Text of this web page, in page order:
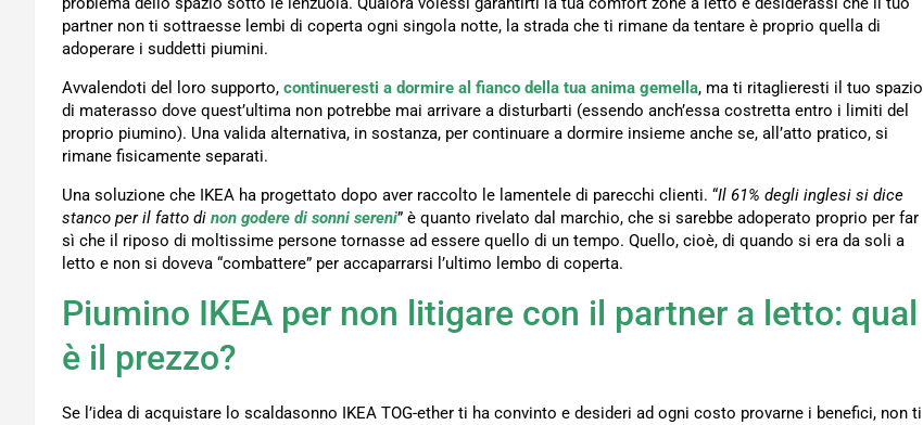
partner non ti sottraesse lembi di coperta ogni singola notte, la strada che ti rimane da tentare è proprio quella di
adoperare i suddetti piumini.
Avvalendoti del loro supporto, continueresti a dormire al fianco della tua anima gemella, ma ti ritaglieresti il tuo spazio
di materasso dove quest’ultima non potrebbe mai arrivare a disturbarti (essendo anch’essa costretta entro i limiti del
proprio piumino). Una valida alternativa, in sostanza, per continuare a dormire insieme anche se, all’atto pratico, si
rimane fisicamente separati.
Una soluzione che IKEA ha progettato dopo aver raccolto le lamentele di parecchi clienti. “Il 61% degli inglesi si dice
stanco per il fatto di non godere di sonni sereni” è quanto rivelato dal marchio, che si sarebbe adoperato proprio per far
sì che il riposo di moltissime persone tornasse ad essere quello di un tempo. Quello, cioè, di quando si era da soli a
letto e non si doveva “combattere” per accaparrarsi l’ultimo lembo di coperta.
Piumino IKEA per non litigare con il partner a letto: qual
è il prezzo?
Se l’idea di acquistare lo scaldasonno IKEA TOG-ether ti ha convinto e desideri ad ogni costo provarne i benefici, non ti